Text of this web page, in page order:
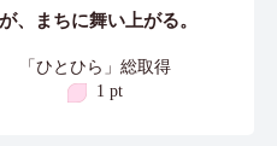
、まちに舞い上がる。
「ひとひら」総取得
1 pt